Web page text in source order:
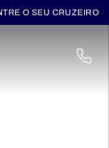
O SEU CRUZEIRO